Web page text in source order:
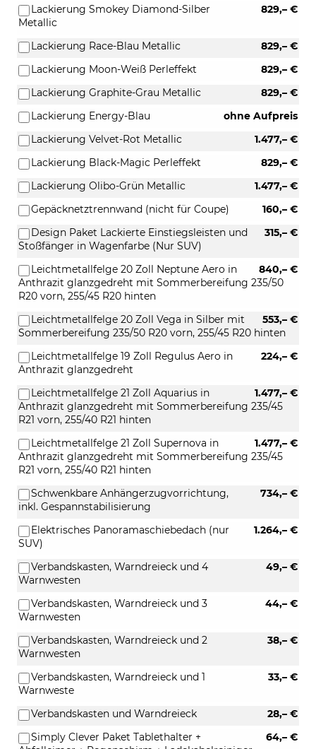
829,– €
Lackierung Smokey Diamond-Silber
Metallic
829,– €
Lackierung Race-Blau Metallic
829,– €
Lackierung Moon-Weiß Perleffekt
829,– €
Lackierung Graphite-Grau Metallic
ohne Aufpreis
Lackierung Energy-Blau
1.477,– €
Lackierung Velvet-Rot Metallic
829,– €
Lackierung Black-Magic Perleffekt
1.477,– €
Lackierung Olibo-Grün Metallic
160,– €
Gepäcknetztrennwand (nicht für Coupe)
315,– €
Design Paket Lackierte Einstiegsleisten und
Stoßfänger in Wagenfarbe (Nur SUV)
840,– €
Leichtmetallfelge 20 Zoll Neptune Aero in
Anthrazit glanzgedreht mit Sommerbereifung 235/50
R20 vorn, 255/45 R20 hinten
553,– €
Leichtmetallfelge 20 Zoll Vega in Silber mit
Sommerbereifung 235/50 R20 vorn, 255/45 R20 hinten
224,– €
Leichtmetallfelge 19 Zoll Regulus Aero in
Anthrazit glanzgedreht
1.477,– €
Leichtmetallfelge 21 Zoll Aquarius in
Anthrazit glanzgedreht mit Sommerbereifung 235/45
R21 vorn, 255/40 R21 hinten
1.477,– €
Leichtmetallfelge 21 Zoll Supernova in
Anthrazit glanzgedreht mit Sommerbereifung 235/45
R21 vorn, 255/40 R21 hinten
734,– €
Schwenkbare Anhängerzugvorrichtung,
inkl. Gespannstabilisierung
1.264,– €
Elektrisches Panoramaschiebedach (nur
SUV)
49,– €
Verbandskasten, Warndreieck und 4
Warnwesten
44,– €
Verbandskasten, Warndreieck und 3
Warnwesten
38,– €
Verbandskasten, Warndreieck und 2
Warnwesten
33,– €
Verbandskasten, Warndreieck und 1
Warnweste
28,– €
Verbandskasten und Warndreieck
64,– €
Simply Clever Paket Tablethalter +